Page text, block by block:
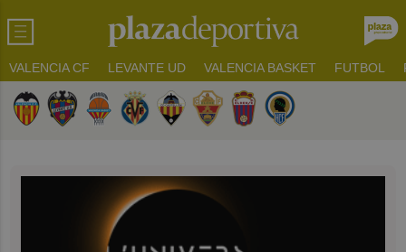
VALENCIA CF LEVANTE UD VALENCIA BASKET FUTBOL